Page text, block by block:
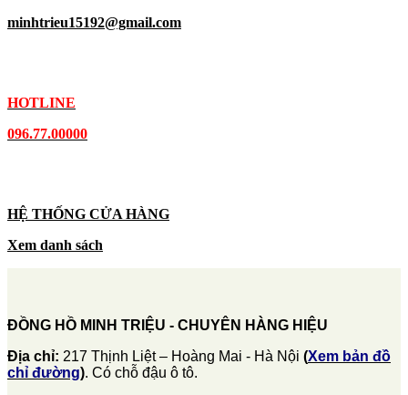
minhtrieu15192@gmail.com
HOTLINE
096.77.00000
HỆ THỐNG CỬA HÀNG
Xem danh sách
ĐỒNG HỒ MINH TRIỆU - CHUYÊN HÀNG HIỆU
Địa chỉ: 217 Thịnh Liệt – Hoàng Mai - Hà Nội (Xem bản đồ
chỉ đường). Có chỗ đậu ô tô.